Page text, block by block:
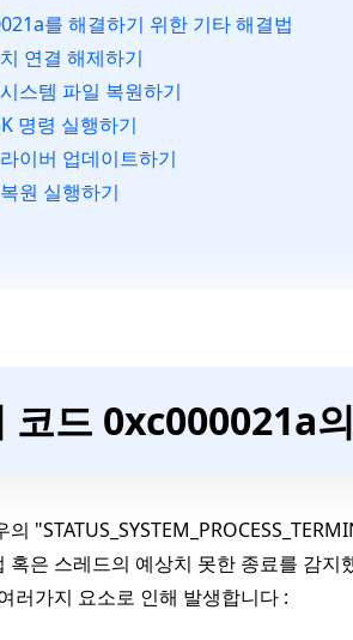
를 해결하기 위한 기타 해결법
연결 해제하기
스템 파일 복원하기
명령 실행하기
이버 업데이트하기
원 실행하기
코드 0xc000021a
혹은 스레드의 예상치 못한 종료를 감
러가지 요소로 인해 발생합니다 :